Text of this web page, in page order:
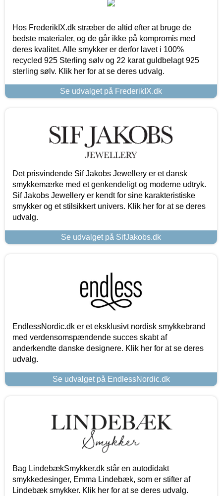
Hos FrederikIX.dk stræber de altid efter at bruge de
bedste materialer, og de går ikke på kompromis med
deres kvalitet. Alle smykker er derfor lavet i 100%
recycled 925 Sterling sølv og 22 karat guldbelagt 925
sterling sølv. Klik her for at se deres udvalg.
Se udvalget på FrederikIX.dk
Det prisvindende Sif Jakobs Jewellery er et dansk
smykkemærke med et genkendeligt og moderne udtryk.
Sif Jakobs Jewellery er kendt for sine karakteristiske
smykker og et stilsikkert univers. Klik her for at se deres
udvalg.
Se udvalget på SifJakobs.dk
EndlessNordic.dk er et eksklusivt nordisk smykkebrand
med verdensomspændende succes skabt af
anderkendte danske designere. Klik her for at se deres
udvalg.
Se udvalget på EndlessNordic.dk
Bag LindebækSmykker.dk står en autodidakt
smykkedesinger, Emma Lindebæk, som er stifter af
Lindebæk smykker. Klik her for at se deres udvalg.